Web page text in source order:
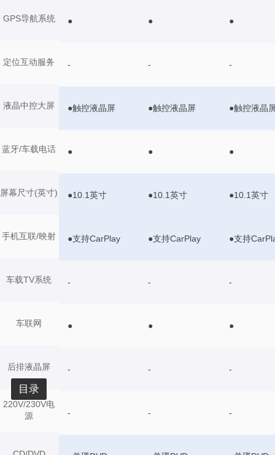
GPS导航系统
定位互动服务
液晶中控大屏
蓝牙/车载电话
屏幕尺寸(英寸)
手机互联/映射
车载TV系统
车联网
后排液晶屏
220V/230V电
源
● ● ●
- - -
●触控液晶屏 ●触控液晶屏 ●触控液晶
● ● ●
●10.1英寸 ●10.1英寸 ●10.1英寸
●支持CarPlay ●支持CarPlay ●支持
- - -
● ● ●
- - -
- - -
目录